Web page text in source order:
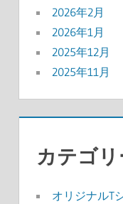
2026年2月
2026年1月
2025年12月
2025年11月
カテゴリ
オリジナルT